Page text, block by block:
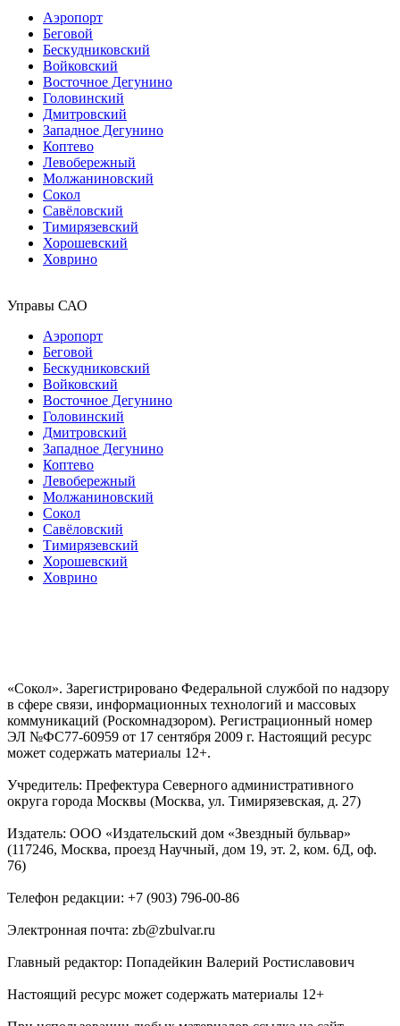
Аэропорт
Беговой
Бескудниковский
Войковский
Восточное Дегунино
Головинский
Дмитровский
Западное Дегунино
Коптево
Левобережный
Молжаниновский
Сокол
Савёловский
Тимирязевский
Хорошевский
Ховрино
Управы САО
Аэропорт
Беговой
Бескудниковский
Войковский
Восточное Дегунино
Головинский
Дмитровский
Западное Дегунино
Коптево
Левобережный
Молжаниновский
Сокол
Савёловский
Тимирязевский
Хорошевский
Ховрино
«Сокол». Зарегистрировано Федеральной службой по надзору
в сфере связи, информационных технологий и массовых
коммуникаций (Роскомнадзором). Регистрационный номер
ЭЛ №ФС77-60959 от 17 сентября 2009 г. Настоящий ресурс
может содержать материалы 12+.
Учредитель: Префектура Северного административного
округа города Москвы (Москва, ул. Тимирязевская, д. 27)
Издатель: ООО «Издательский дом «Звездный бульвар»
(117246, Москва, проезд Научный, дом 19, эт. 2, ком. 6Д, оф.
76)
Телефон редакции: +7 (903) 796-00-86
Электронная почта: zb@zbulvar.ru
Главный редактор: Попадейкин Валерий Ростиславович
Настоящий ресурс может содержать материалы 12+